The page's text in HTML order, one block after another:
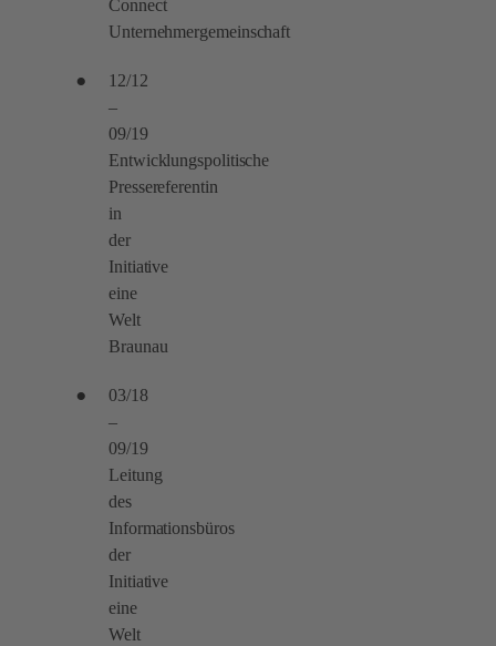
Connect
Unternehmergemeinschaft
12/12
–
09/19
Entwicklungspolitische
Pressereferentin
in
der
Initiative
eine
Welt
Braunau
03/18
–
09/19
Leitung
des
Informationsbüros
der
Initiative
eine
Welt